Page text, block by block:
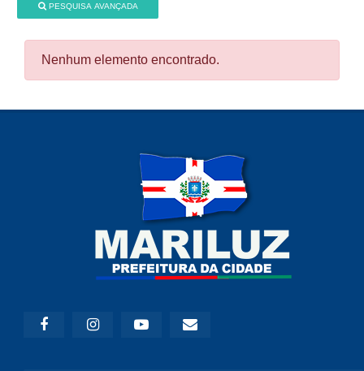
PESQUISA AVANÇADA
Nenhum elemento encontrado.